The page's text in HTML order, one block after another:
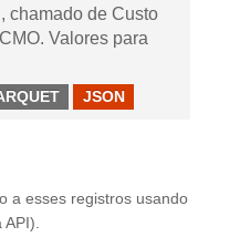
chamado de Custo
Valores para
JSON
a esses registros usando
).